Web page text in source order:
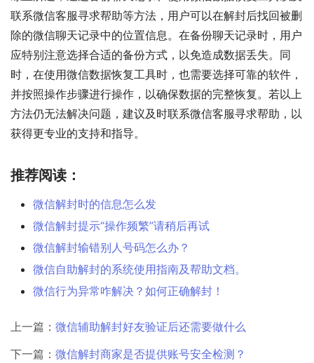
联系微信客服寻求帮助等方法，用户可以在解封后找回被删
除的微信聊天记录中的位置信息。在备份聊天记录时，用户
应特别注意选择合适的备份方式，以免造成数据丢失。同
时，在使用微信数据恢复工具时，也需要选择可靠的软件，
并按照操作步骤进行操作，以确保数据的完整恢复。若以上
方法仍无法解决问题，建议及时联系微信客服寻求帮助，以
获得更专业的支持和指导。
推荐阅读：
微信解封时的信息怎么发
微信解封提示“操作频繁”请稍后再试
微信解封输错别人号码怎么办？
微信自助解封的系统使用指南及帮助文档。
微信行为异常咋解决？如何正确解封！
上一篇： 微信辅助解封好友验证后还需要做什么
下一篇： 微信解封商家是否提供账号安全检测？